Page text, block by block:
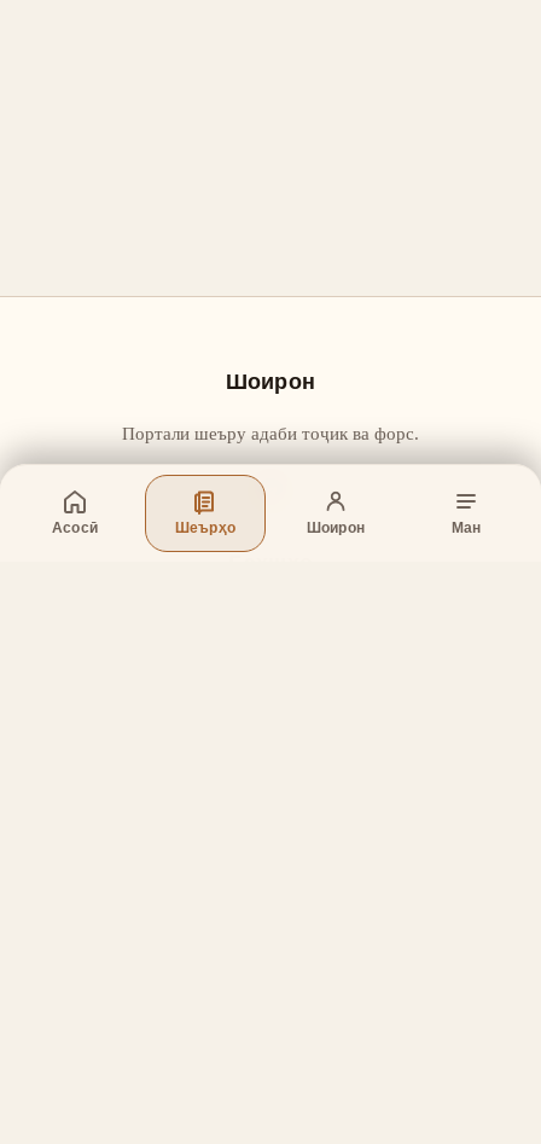
Асосӣ Шеърҳо Шоирон Ман
Шоирон
Портали шеъру адаби тоҷик ва форс.